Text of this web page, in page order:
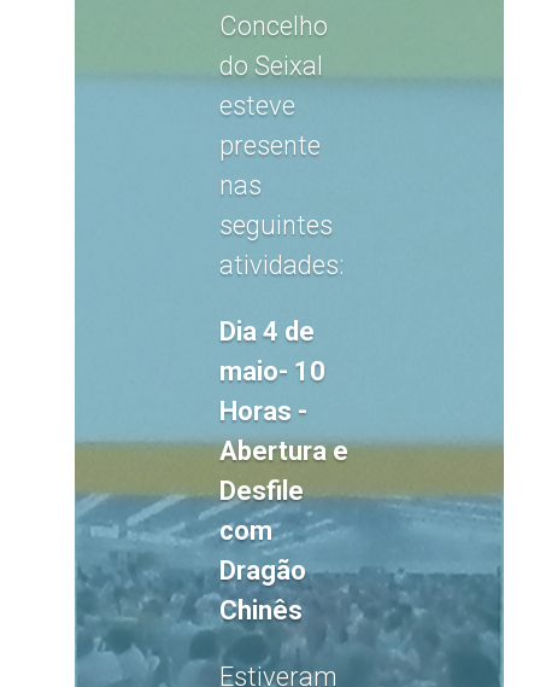
Concelho
do Seixal
esteve
presente
nas
seguintes
atividades:
Dia 4 de
maio- 10
Horas -
Abertura e
Desfile
com
Dragão
Chinês
Estiveram